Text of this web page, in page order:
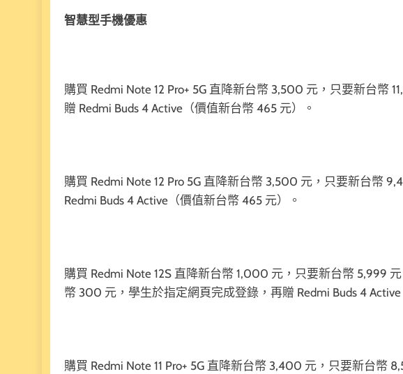
智慧型手機優惠
購買 Redmi Note 12 Pro+ 5G 直降新台幣 3,500 元，只要新台幣
贈 Redmi Buds 4 Active（價值新台幣 465 元）。
購買 Redmi Note 12 Pro 5G 直降新台幣 3,500 元，只要新台幣
Redmi Buds 4 Active（價值新台幣 465 元）。
購買 Redmi Note 12S 直降新台幣 1,000 元，只要新台幣 5,999
幣 300 元，學生於指定網頁完成登錄，再贈 Redmi Buds 4
購買 Redmi Note 11 Pro+ 5G 直降新台幣 3,400 元，只要新台幣